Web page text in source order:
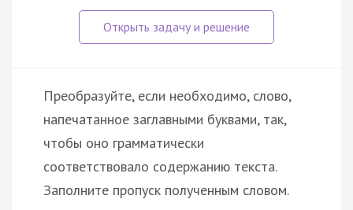
Преобразуйте, если необходимо, слово,
напечатанное заглавными буквами, так,
чтобы оно грамматически
соответствовало содержанию текста.
Заполните пропуск полученным словом.